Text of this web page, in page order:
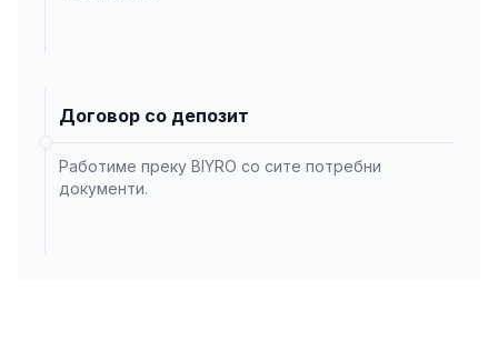
Договор со депозит
Работиме преку BIYRO со сите потребни
документи.